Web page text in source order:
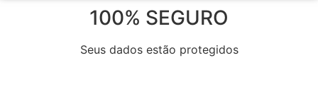
100% SEGURO
Seus dados estão protegidos